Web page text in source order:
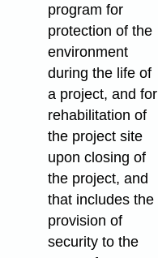
program for
protection of the
environment
during the life of
a project, and for
rehabilitation of
the project site
upon closing of
the project, and
that includes the
provision of
security to the